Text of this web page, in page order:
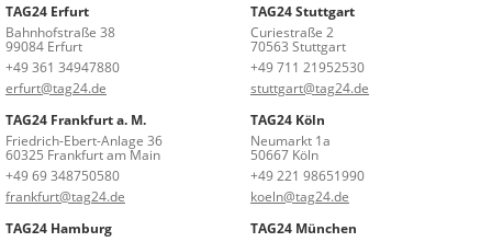
TAG24 Erfurt
Bahnhofstraße 38
99084 Erfurt
+49 361 34947880
erfurt@tag24.de
TAG24 Stuttgart
Curiestraße 2
70563 Stuttgart
+49 711 21952530
stuttgart@tag24.de
TAG24 Frankfurt a. M.
Friedrich-Ebert-Anlage 36
60325 Frankfurt am Main
+49 69 348750580
frankfurt@tag24.de
TAG24 Köln
Neumarkt 1a
50667 Köln
+49 221 98651990
koeln@tag24.de
TAG24 Hamburg
TAG24 München